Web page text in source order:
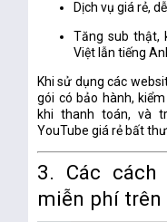
Dịch vụ giá rẻ,
Tăng sub thật,
Việt lẫn tiếng
Khi sử dụng các
gói có bảo hành,
khi thanh toán, và
YouTube giá rẻ bất
3. Các cách
miễn phí trên